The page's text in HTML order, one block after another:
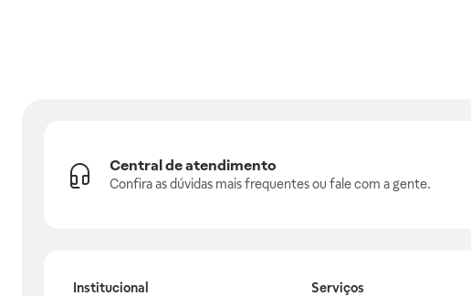
Central de atendimento
Confira as dúvidas mais frequentes ou fale com a gente.
Institucional
Serviços